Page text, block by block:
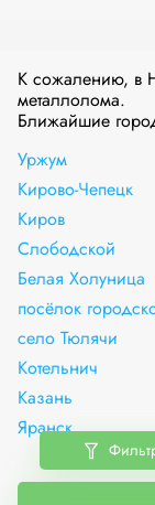
К сожалению, в
металлолома.
Ближайшие
Уржум
Кирово-Чепецк
Киров
Слободской
Белая Холуница
посёлок
село Тюлячи
Котельнич
Казань
Яранск